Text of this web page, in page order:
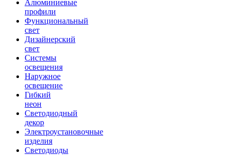
Алюминиевые
профили
Функциональный
свет
Дизайнерский
свет
Системы
освещения
Наружное
освещение
Гибкий
неон
Светодиодный
декор
Электроустановочные
изделия
Светодиоды